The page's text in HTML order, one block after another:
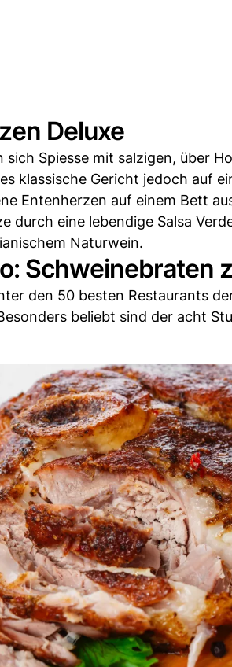
Deluxe
Spiesse mit salzigen, über
klassische Gericht jedoch auf
Entenherzen auf einem Bett
durch eine lebendige Salsa
Naturwein.
Schweinebraten
den 50 besten Restaurants
beliebt sind der acht